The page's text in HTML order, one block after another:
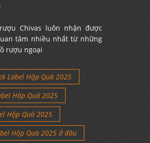
Chivas luôn nhận được
tâm nhiều nhất từ những
rượu ngoại
Label Hộp Quà 2025
Hộp Quà 2025
Hộp Quà 2025
Hộp Quà 2025 ở đâu